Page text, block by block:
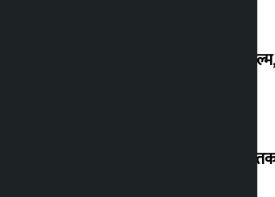
‘गौंथली’ बन्यो धेरै कमाउने सातौं नेपाली
शेखरले अस्वीकार गरे कोइराला निवास